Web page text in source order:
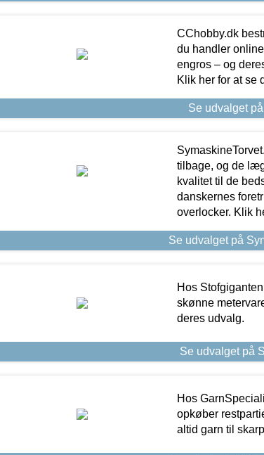
CChobby.dk
du handler
engros – og
Klik her for at se
Se udvalget
tilbage, og de
kvalitet til de
danskernes
overlocker. Klik
Se udvalget på
Hos
skønne
deres udvalg.
Se udvalget på
Hos
opkøber
altid garn til